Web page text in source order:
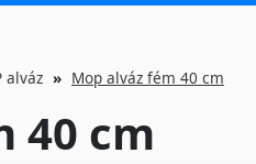
alváz Mop alváz fém 40 cm
40 cm